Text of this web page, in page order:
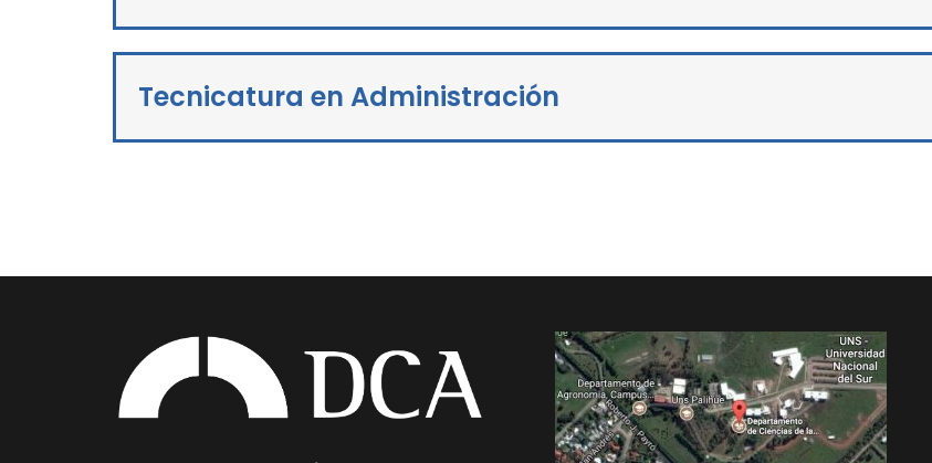
Tecnicatura en Administración